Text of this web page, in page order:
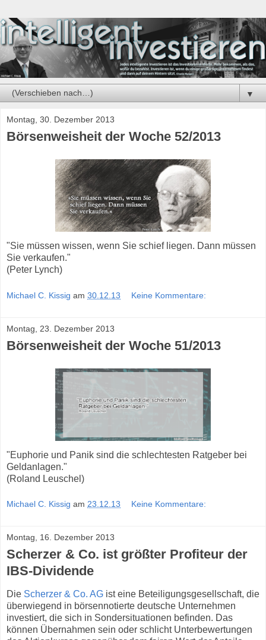
▼
Montag, 30. Dezember 2013
Börsenweisheit der Woche 52/2013
"Sie müssen wissen, wenn Sie schief liegen. Dann müssen
Sie verkaufen."
(Peter Lynch)
Michael C. Kissig am 30.12.13 Keine Kommentare:
Montag, 23. Dezember 2013
Börsenweisheit der Woche 51/2013
"Euphorie und Panik sind die schlechtesten Ratgeber bei
Geldanlagen."
(Roland Leuschel)
Michael C. Kissig am 23.12.13 Keine Kommentare:
Montag, 16. Dezember 2013
Scherzer & Co. ist größter Profiteur der
IBS-Dividende
Die Scherzer & Co. AG ist eine Beteiligungsgesellschaft, die
überwiegend in börsennotierte deutsche Unternehmen
investiert, die sich in Sondersituationen befinden. Das
können Übernahmen sein oder schlicht Unterbewertungen